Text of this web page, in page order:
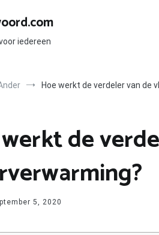
iedereen
Hoe werkt de verdeler van de
de
5, 2020